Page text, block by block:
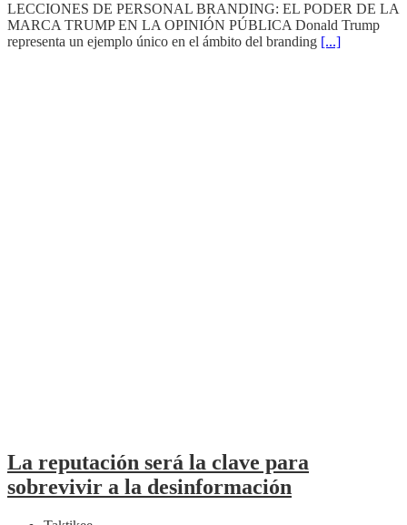
LECCIONES DE PERSONAL BRANDING: EL PODER DE LA
MARCA TRUMP EN LA OPINIÓN PÚBLICA Donald Trump
representa un ejemplo único en el ámbito del branding [...]
La reputación será la clave para
sobrevivir a la desinformación